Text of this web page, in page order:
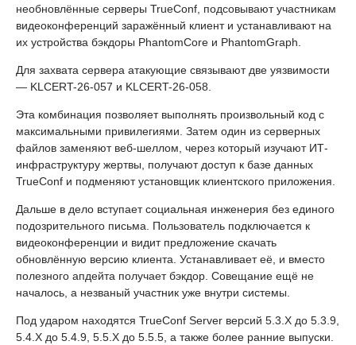
необновлённые серверы TrueConf, подсовывают участникам
видеоконференций заражённый клиент и устанавливают на
их устройства бэкдоры PhantomCore и PhantomGraph.
Для захвата сервера атакующие связывают две уязвимости
— KLCERT-26-057 и KLCERT-26-058.
Эта комбинация позволяет выполнять произвольный код с
максимальными привилегиями. Затем один из серверных
файлов заменяют веб-шеллом, через который изучают ИТ-
инфраструктуру жертвы, получают доступ к базе данных
TrueConf и подменяют установщик клиентского приложения.
Дальше в дело вступает социальная инженерия без единого
подозрительного письма. Пользователь подключается к
видеоконференции и видит предложение скачать
обновлённую версию клиента. Устанавливает её, и вместо
полезного апдейта получает бэкдор. Совещание ещё не
началось, а незваный участник уже внутри системы.
Под ударом находятся TrueConf Server версий 5.3.X до 5.3.9,
5.4.X до 5.4.9, 5.5.X до 5.5.5, а также более ранние выпуски.